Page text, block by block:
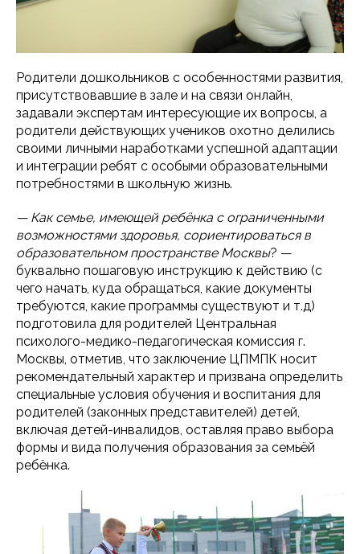
Родители дошкольников с особенностями развития,
присутствовавшие в зале и на связи онлайн,
задавали экспертам интересующие их вопросы, а
родители действующих учеников охотно делились
своими личными наработками успешной адаптации
и интеграции ребят с особыми образовательными
потребностями в школьную жизнь.
— Как семье, имеющей ребёнка с ограниченными
возможностями здоровья, сориентироваться в
образовательном пространстве Москвы? —
буквально пошаговую инструкцию к действию (с
чего начать, куда обращаться, какие документы
требуются, какие программы существуют и т.д)
подготовила для родителей Центральная
психолого-медико-педагогическая комиссия г.
Москвы, отметив, что заключение ЦПМПК носит
рекомендательный характер и призвана определить
специальные условия обучения и воспитания для
родителей (законных представителей) детей,
включая детей-инвалидов, оставляя право выбора
формы и вида получения образования за семьёй
ребёнка.